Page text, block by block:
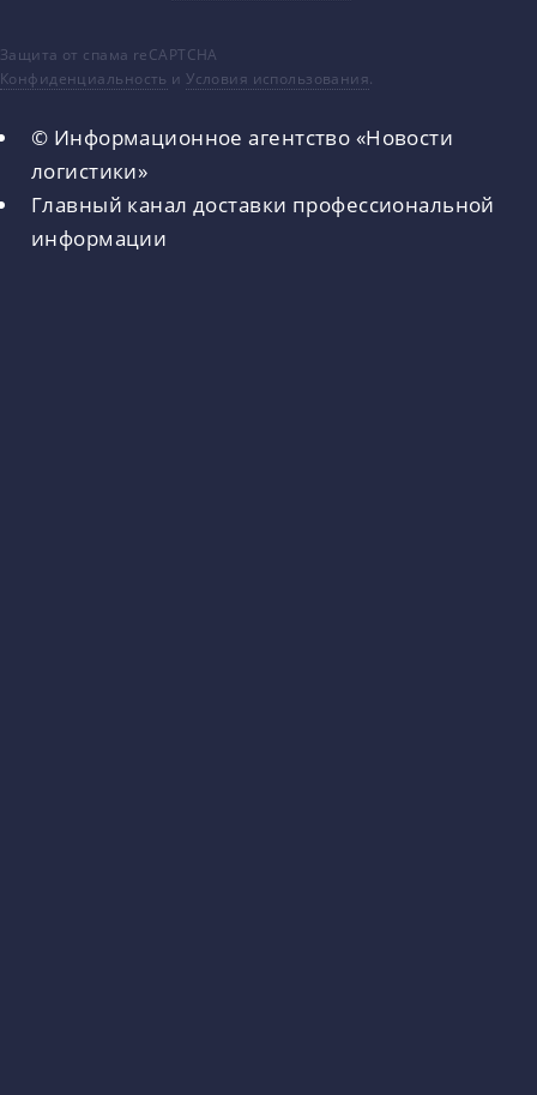
Защита от спама reCAPTCHA
Конфиденциальность иУсловия использования.
© Информационное агентство «Новости
логистики»
Главный канал доставки профессиональной
информации